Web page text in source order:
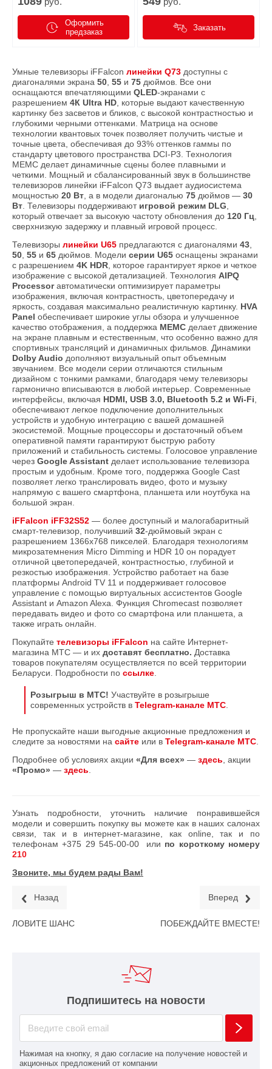
Оформить
предзаказ
Заказать
Умные телевизоры iFFalcon линейки Q73 доступны с
диагоналями экрана 50 55 и 75 дюймов. Все они
оснащаются впечатляющими QLED-экранами с
разрешением 4К Ultra HD , которые выдают качественную
картинку без засветов и бликов, с высокой контрастностью и
глубокими черными оттенками. Матрица на основе
технологии квантовых точек позволяет получить чистые и
точные цвета, обеспечивая до 93% оттенков гаммы по
стандарту цветового пространства DCI-P3. Технология
MEMC делает динамичные сцены более плавными и
четкими. Мощный и сбалансированный звук в большинстве
телевизоров линейки iFFalcon Q73 выдает аудиосистема
мощностью 20 Вт , а в модели диагональю 75 дюймов — 30
Вт . Телевизоры поддерживают игровой режим DLG
который отвечает за высокую частоту обновления до 120 Гц
сверхнизкую задержку и плавный игровой процесс.
Телевизоры линейки U65 предлагаются с диагоналями 43
50 55 и 65 дюймов. Модели серии U65 оснащены экранами
с разрешением 4K HDR , которое гарантирует яркое и четкое
изображение с высокой детализацией. Технология AIPQ
Processorавтоматически оптимизирует параметры
изображения, включая контрастность, цветопередачу и
яркость, создавая максимально реалистичную картинку. HVA
Panel обеспечивает широкие углы обзора и улучшенное
качество отображения, а поддержка MEMC делает движение
на экране плавным и естественным, что особенно важно для
спортивных трансляций и динамичных фильмов. Динамики
Dolby Audio дополняют визуальный опыт объемным
звучанием. Все модели серии отличаются стильным
дизайном с тонкими рамками, благодаря чему телевизоры
гармонично вписываются в любой интерьер. Современные
интерфейсы, включая HDMI, USB 3.0, Bluetooth 5.2 и Wi-Fi
обеспечивают легкое подключение дополнительных
устройств и удобную интеграцию с вашей домашней
экосистемой. Мощные процессоры и достаточный объем
оперативной памяти гарантируют быструю работу
приложений и стабильность системы. Голосовое управление
через Google Assistant делает использование телевизора
простым и удобным. Кроме того, поддержка Google Cast
позволяет легко транслировать видео, фото и музыку
напрямую с вашего смартфона, планшета или ноутбука на
большой экран.
iFFalcon iFF32S52 — более доступный и малогабаритный
смарт-телевизор, получивший 32-дюймовый экран с
разрешением 1366x768 пикселей. Благодаря технологиям
микрозатемнения Micro Dimming и HDR 10 он порадует
отличной цветопередачей, контрастностью, глубиной и
резкостью изображения. Устройство работает на базе
платформы Android TV 11 и поддерживает голосовое
управление с помощью виртуальных ассистентов Google
Assistant и Amazon Alexa. Функция Chromecast позволяет
передавать видео и фото со смартфона или планшета, а
также играть онлайн.
Покупайте телевизоры iFFalcon на сайте Интернет-
магазина МТС — и их доставят бесплатно. Доставка
товаров покупателям осуществляется по всей территории
Беларуси. Подробности по ссылке
Розыгрыш в МТС! Участвуйте в розыгрыше
современных устройств в Telegram-канале МТС
Не пропускайте наши выгодные акционные предложения и
следите за новостями на сайте или в Telegram-канале МТС
Подробнее об условиях акции «Для всех» — здесь , акции
«Промо» — здесь
Узнать подробности, уточнить наличие понравившейся
модели и совершить покупку вы можете как в наших салонах
связи, так и в интернет-магазине, как online, так и по
телефонам+375 29 545-00-00 или по короткому номеру
210
Звоните, мы будем рады Вам!
Назад
ЛОВИТЕ ШАНС
Вперед
ПОБЕЖДАЙТЕ ВМЕСТЕ!
Подпишитесь на новости
Нажимая на кнопку, я даю согласие на получение новостей и
акционных предложений от компании